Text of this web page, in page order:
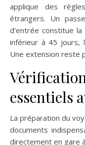
applique des
étrangers. Un
d'entrée constitue
inférieur à 45 jours,
Une extension reste
essentiels
La préparation du
documents
directement en gare